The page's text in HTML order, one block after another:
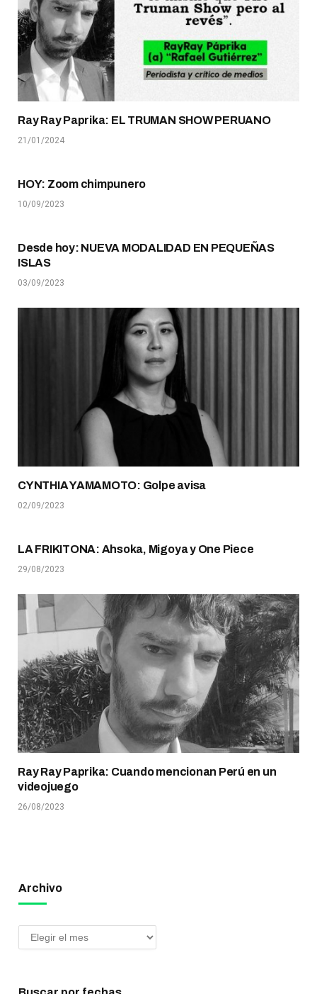
Ray Ray Paprika: EL TRUMAN SHOW PERUANO
21/01/2024
HOY: Zoom chimpunero
10/09/2023
Desde hoy: NUEVA MODALIDAD EN PEQUEÑAS
ISLAS
03/09/2023
CYNTHIA YAMAMOTO: Golpe avisa
02/09/2023
LA FRIKITONA: Ahsoka, Migoya y One Piece
29/08/2023
Ray Ray Paprika: Cuando mencionan Perú en un
videojuego
26/08/2023
Archivo